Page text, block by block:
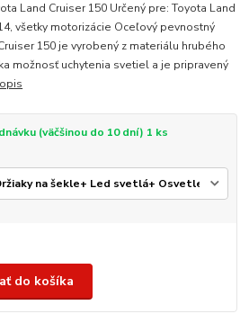
Land Cruiser 150 Určený pre: Toyota Land
všetky motorizácie Oceľový pevnostný
150 je vyrobený z materiálu hrubého
možnosť uchytenia svetiel a je pripravený
(väčšinou do 10 dní) 1 ks
do košíka